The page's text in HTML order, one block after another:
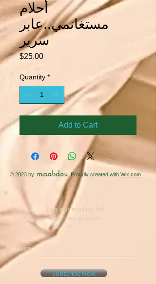
أحلام
مستغانمي..عابر
سرير
$25.00Price
Quantity *
Add to Cart
© 2023 by maabdou. Proudly created with Wix.com
Join our mailing list
Never miss an update
Email
Subscribe Now